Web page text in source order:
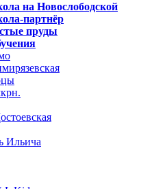
на Новослободской
партнёр
пруды
Ильича